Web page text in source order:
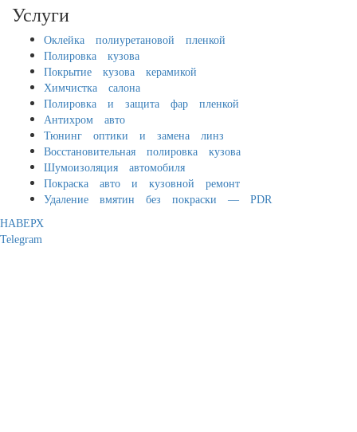
Услуги
Оклейка полиуретановой пленкой
Полировка кузова
Покрытие кузова керамикой
Химчистка салона
Полировка и защита фар пленкой
Антихром авто
Тюнинг оптики и замена линз
Восстановительная полировка кузова
Шумоизоляция автомобиля
Покраска авто и кузовной ремонт
Удаление вмятин без покраски — PDR
НАВЕРХ
Telegram